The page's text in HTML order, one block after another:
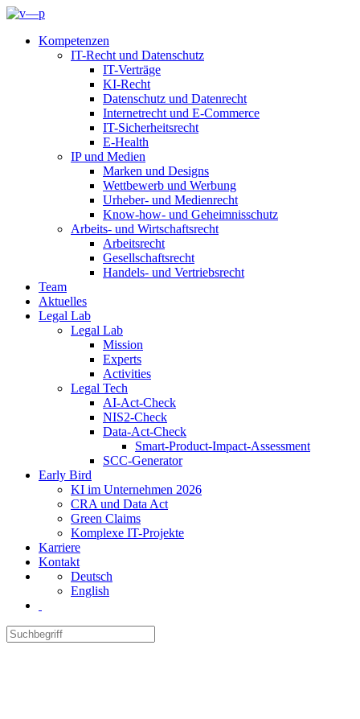
Kompetenzen
IT-Recht und Datenschutz
IT-Verträge
KI-Recht
Datenschutz und Datenrecht
Internetrecht und E-Commerce
IT-Sicherheitsrecht
E-Health
IP und Medien
Marken und Designs
Wettbewerb und Werbung
Urheber- und Medienrecht
Know-how- und Geheimnisschutz
Arbeits- und Wirtschaftsrecht
Arbeitsrecht
Gesellschaftsrecht
Handels- und Vertriebsrecht
Team
Aktuelles
Legal Lab
Legal Lab
Mission
Experts
Activities
Legal Tech
AI-Act-Check
NIS2-Check
Data-Act-Check
Smart-Product-Impact-Assessment
SCC-Generator
Early Bird
KI im Unternehmen 2026
CRA und Data Act
Green Claims
Komplexe IT-Projekte
Karriere
Kontakt
Deutsch
English